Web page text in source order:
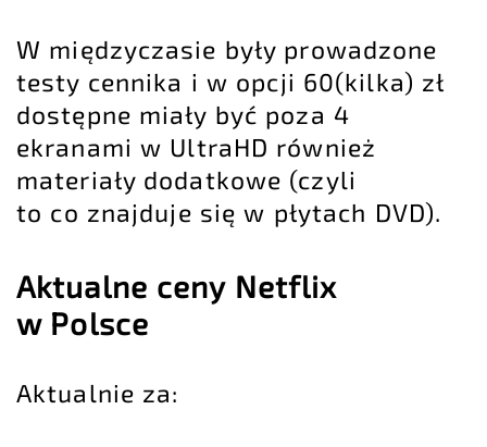
W międzyczasie były prowadzone
testy cennika i w opcji 60(kilka) zł
dostępne miały być poza 4
ekranami w UltraHD również
materiały dodatkowe (czyli
to co znajduje się w płytach DVD).
Aktualne ceny Netflix
w Polsce
Aktualnie za: